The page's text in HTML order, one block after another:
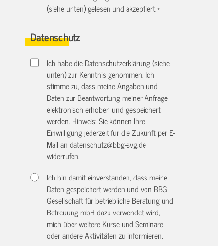
(siehe unten) gelesen und akzeptiert.*
Datenschutz
Ich habe die Datenschutzerklärung (siehe
unten) zur Kenntnis genommen. Ich
stimme zu, dass meine Angaben und
Daten zur Beantwortung meiner Anfrage
elektronisch erhoben und gespeichert
werden. Hinweis: Sie können Ihre
Einwilligung jederzeit für die Zukunft per E-
Mail andatenschutz@bbg-svg.de
widerrufen.
Ich bin damit einverstanden, dass meine
Daten gespeichert werden und von BBG
Gesellschaft für betriebliche Beratung und
Betreuung mbH dazu verwendet wird,
mich über weitere Kurse und Seminare
oder andere Aktivitäten zu informieren.